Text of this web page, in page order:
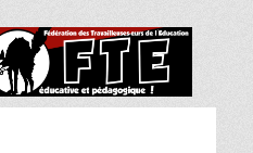
CNT Fédération
des
Travailleuses/eurs
éducative et pédagogique !